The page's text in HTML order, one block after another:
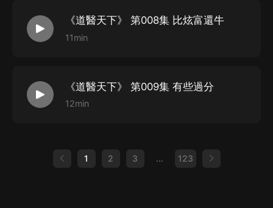
代表作《豬豬俠之恐龍日記》
酒鯉@CV酒鯉-飾：袁蓉蓉
購買須知
《道醫天下》 第008集 比炫富還牛
11min
《道醫天下》 第009集 有些過分
12min
1 2 3 ... 123